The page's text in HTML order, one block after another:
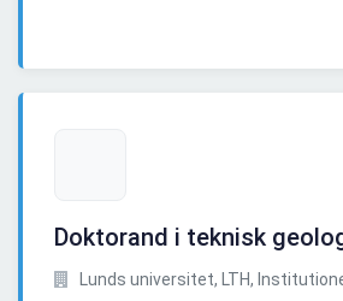
Doktorand i teknisk
Lunds universitet, LTH,